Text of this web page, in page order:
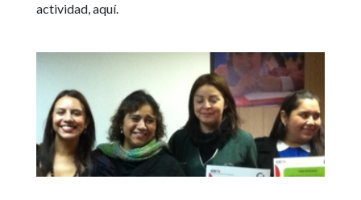
actividad, aquí.